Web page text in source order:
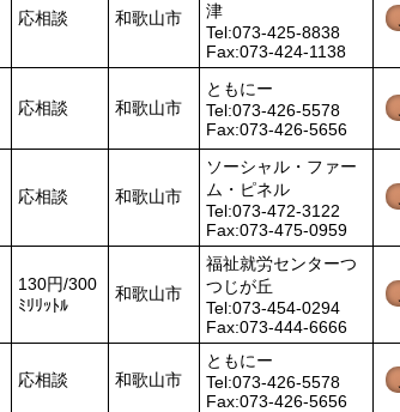
応相談 和歌山市
津
Tel:073-425-8838
Fax:073-424-1138
応相談 和歌山市
ともにー
Tel:073-426-5578
Fax:073-426-5656
応相談 和歌山市
ソーシャル・ファー
ム・ピネル
Tel:073-472-3122
Fax:073-475-0959
130円/300
ﾐﾘﾘｯﾄﾙ
和歌山市
福祉就労センターつ
つじが丘
Tel:073-454-0294
Fax:073-444-6666
応相談 和歌山市
ともにー
Tel:073-426-5578
Fax:073-426-5656